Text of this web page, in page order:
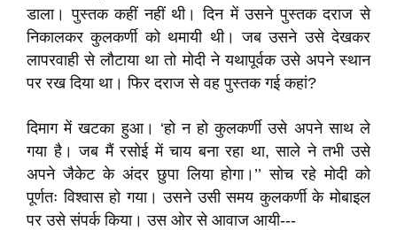
डाला। पुस्तक कहीं नहीं थी। दिन में उसने पुस्तक दराज से
निकालकर कुलकर्णी को थमायी थी। जब उसने उसे देखकर
लापरवाही से लौटाया था तो मोदी ने यथापूर्वक उसे अपने स्थान
पर रख दिया था। फिर दराज से वह पुस्तक गई कहां?
दिमाग में खटका हुआ। ‘हो न हो कुलकर्णी उसे अपने साथ ले
गया है। जब मैं रसोई में चाय बना रहा था, साले ने तभी उसे
अपने जैकेट के अंदर छुपा लिया होगा।’’ सोच रहे मोदी को
पूर्णतः विश्वास हो गया। उसने उसी समय कुलकर्णी के मोबाइल
पर उसे संपर्क किया। उस ओर से आवाज आयी---